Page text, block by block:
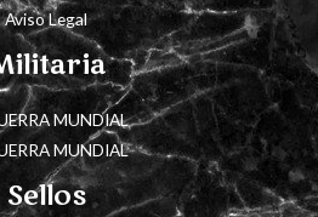
Aviso Legal
MUNDIAL
MUNDIAL
Sellos